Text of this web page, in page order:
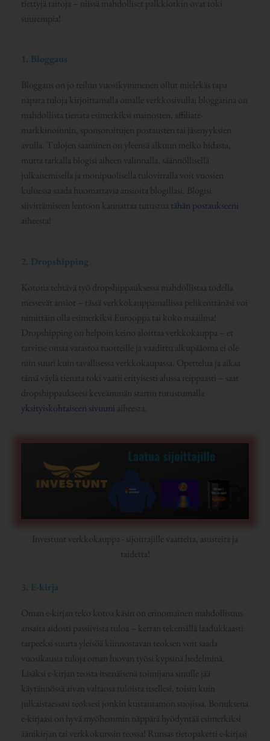
tiettyjä taitoja – niissä mahdolliset palkkiotkin ovat toki
suurempia!
1. Bloggaus
Bloggaus on jo reilun vuosikymmenen ollut mielekäs tapa
napata tuloja kirjoittamalla omalle verkkosivulla; bloggarina on
mahdollista tienata esimerkiksi mainosten, affiliate-
markkinoinnin, sponsoroitujen postausten tai jäsenyyksien
avulla. Tulojen saaminen on yleensä alkuun melko hidasta,
mutta tarkalla blogisi aiheen valinnalla, säännöllisellä
julkaisemisella ja monipuolisella tulovirralla voit vuosien
kuluessa saada huomattavia ansioita blogillasi. Blogisi
siivittämiseen lentoon kannattaa tutustua tähän postaukseeni
aiheesta!
2. Dropshipping
Kotona tehtävä työ dropshippauksessa mahdollistaa todella
messevät ansiot – tässä verkkokauppamallissa pelikenttänäsi voi
nimittäin olla esimerkiksi Eurooppa tai koko maailma!
Dropshipping on helpoin keino aloittaa verkkokauppa – et
tarvitse omaa varastoa tuotteille ja vaadittu alkupääoma ei ole
niin suuri kuin tavallisessa verkkokaupassa. Opettelua ja aikaa
tämä väylä tienata toki vaatii erityisesti alussa reippaasti – saat
dropshippaukseesi keveämmän startin tutustumalla
yksityiskohtaiseen sivuuni aiheesta.
Investunt verkkokauppa - sijoittajille vaatteita, asusteita ja
taidetta!
3. E-kirja
Oman e-kirjan teko kotoa käsin on erinomainen mahdollisuus
ansaita aidosti passiivista tuloa – kerran tekemällä laadukkaasti
tarpeeksi suurta yleisöä kiinnostavan teoksen voit saada
vuosikausia tuloja oman luovan työsi kypsinä hedelminä.
Lisäksi e-kirjan teosta itsenäisenä toimijana sinulle jää
käytännössä aivan valtaosa tuloista itsellesi, toisin kuin
julkaistaessasi teoksesi jonkin kustantamon suojissa. Bonuksena
e-kirjaasi on hyvä myöhemmin näppärä hyödyntää esimerkiksi
äänikirjan tai verkkokurssin teossa! Runsas tietopaketti e-kirjasi